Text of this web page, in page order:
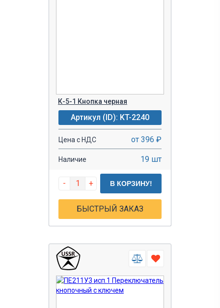
К-5-1 Кнопка черная
Артикул (ID): KT-2240
Цена с НДС от 396 ₽
Наличие 19 шт
- + В КОРЗИНУ!
БЫСТРЫЙ ЗАКАЗ